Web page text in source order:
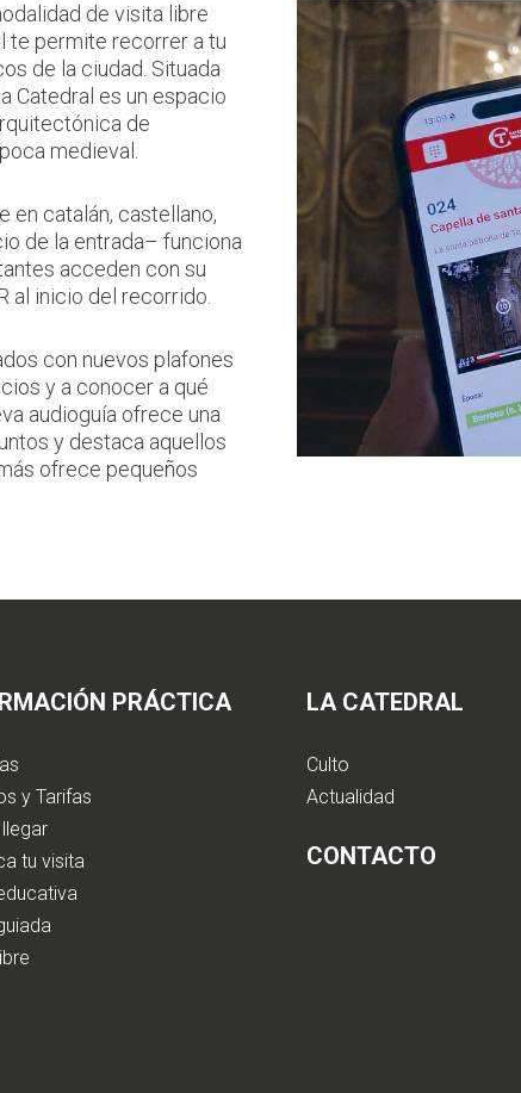
de visita libre
te permite recorrer a tu
de la ciudad. Situada
Catedral es un espacio
de
medieval.
en catalán, castellano,
de la entrada– funciona
acceden con su
al inicio del recorrido.
con nuevos plafones
y a conocer a qué
audioguía ofrece una
y destaca aquellos
ofrece pequeños
PRÁCTICA
y Tarifas
tu visita
LA CATEDRAL
Culto
Actualidad
CONTACTO